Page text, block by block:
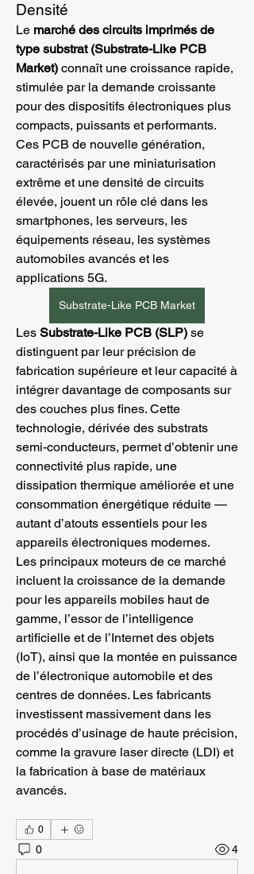
Densité
Le marché des circuits imprimés de
type substrat (Substrate-Like PCB
Market) connaît une croissance rapide,
stimulée par la demande croissante
pour des dispositifs électroniques plus
compacts, puissants et performants.
Ces PCB de nouvelle génération,
caractérisés par une miniaturisation
extrême et une densité de circuits
élevée, jouent un rôle clé dans les
smartphones, les serveurs, les
équipements réseau, les systèmes
automobiles avancés et les
applications 5G.
Substrate-Like PCB Market
Les Substrate-Like PCB (SLP) se
distinguent par leur précision de
fabrication supérieure et leur capacité à
intégrer davantage de composants sur
des couches plus fines. Cette
technologie, dérivée des substrats
semi-conducteurs, permet d’obtenir une
connectivité plus rapide, une
dissipation thermique améliorée et une
consommation énergétique réduite —
autant d’atouts essentiels pour les
appareils électroniques modernes.
Les principaux moteurs de ce marché
incluent la croissance de la demande
pour les appareils mobiles haut de
gamme, l’essor de l’intelligence
artificielle et de l’Internet des objets
(IoT), ainsi que la montée en puissance
de l’électronique automobile et des
centres de données. Les fabricants
investissent massivement dans les
procédés d’usinage de haute précision,
comme la gravure laser directe (LDI) et
la fabrication à base de matériaux
avancés.
0
0 4